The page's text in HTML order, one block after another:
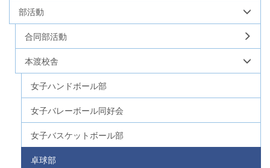
部活動
合同部活動
本渡校舎
女子ハンドボール部
女子バレーボール同好会
女子バスケットボール部
卓球部